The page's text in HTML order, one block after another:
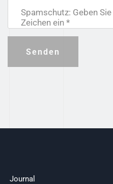
Spamschutz: Geben
Zeichen ein *
Senden
Journal